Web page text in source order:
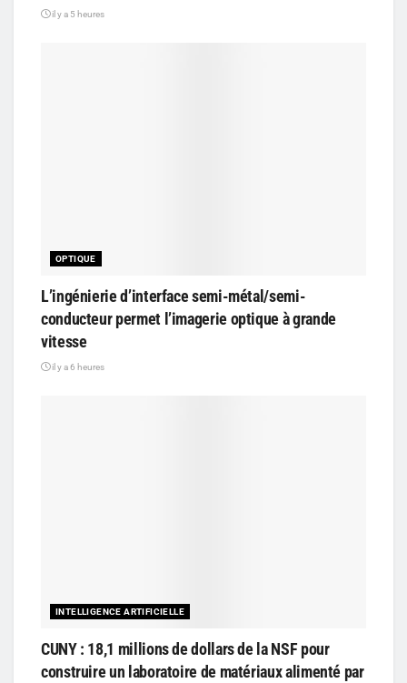
il y a 5 heures
OPTIQUE
L’ingénierie d’interface semi-métal/semi-
conducteur permet l’imagerie optique à grande
vitesse
il y a 6 heures
INTELLIGENCE ARTIFICIELLE
CUNY : 18,1 millions de dollars de la NSF pour
construire un laboratoire de matériaux alimenté par